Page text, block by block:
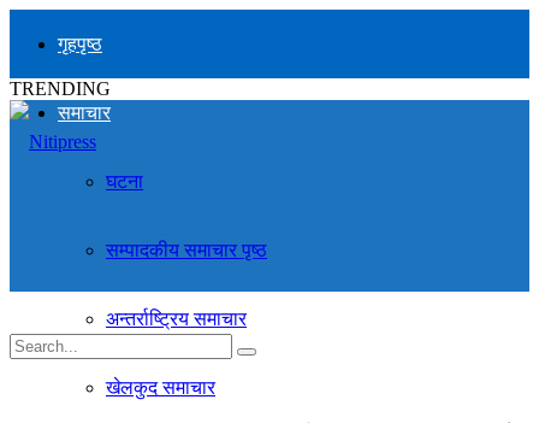
गृहपृष्ठ
समाचार
घटना
सम्पादकीय समाचार पृष्ठ
अन्तर्राष्ट्रिय समाचार
खेलकुद समाचार
TRENDING
गृहपृष्ठ